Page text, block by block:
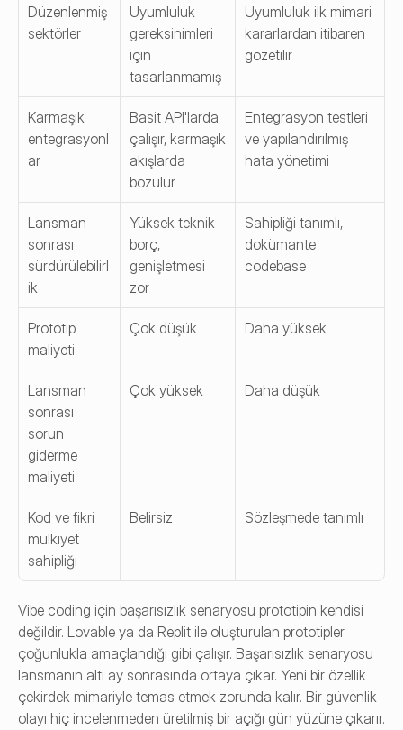
Düzenlenmiş
sektörler
Uyumluluk
gereksinimleri
için
tasarlanmamış
Uyumluluk ilk mimari
kararlardan itibaren
gözetilir
Karmaşık
entegrasyonl
ar
Basit API'larda
çalışır, karmaşık
akışlarda
bozulur
Entegrasyon testleri
ve yapılandırılmış
hata yönetimi
Lansman
sonrası
sürdürülebilirl
ik
Yüksek teknik
borç,
genişletmesi
zor
Sahipliği tanımlı,
dokümante
codebase
Prototip
maliyeti
Çok düşük Daha yüksek
Lansman
sonrası
sorun
giderme
maliyeti
Çok yüksek Daha düşük
Kod ve fikri
mülkiyet
sahipliği
Belirsiz Sözleşmede tanımlı
Vibe coding için başarısızlık senaryosu prototipin kendisi
değildir. Lovable ya da Replit ile oluşturulan prototipler
çoğunlukla amaçlandığı gibi çalışır. Başarısızlık senaryosu
lansmanın altı ay sonrasında ortaya çıkar. Yeni bir özellik
çekirdek mimariyle temas etmek zorunda kalır. Bir güvenlik
olayı hiç incelenmeden üretilmiş bir açığı gün yüzüne çıkarır.